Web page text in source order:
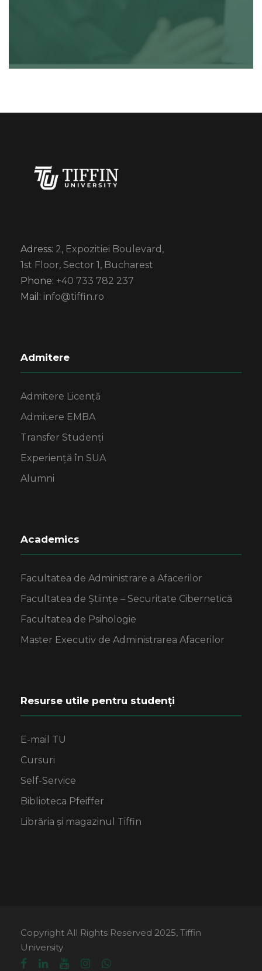
Adress: 2, Expozitiei Boulevard,
1st Floor, Sector 1, Bucharest
Phone: +40 733 782 237
Mail: info@tiffin.ro
Admitere
Admitere Licență
Admitere EMBA
Transfer Studenți
Experiență în SUA
Alumni
Academics
Facultatea de Administrare a Afacerilor
Facultatea de Științe – Securitate Cibernetică
Facultatea de Psihologie
Master Executiv de Administrarea Afacerilor
Resurse utile pentru studenți
E-mail TU
Cursuri
Self-Service
Biblioteca Pfeiffer
Librăria și magazinul Tiffin
Copyright All Rights Reserved 2025, Tiffin
University